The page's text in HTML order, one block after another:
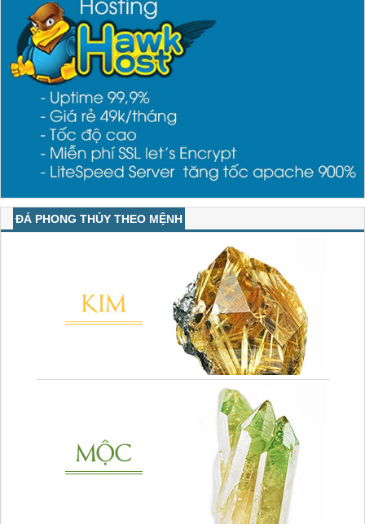
ĐÁ PHONG THỦY THEO MỆNH